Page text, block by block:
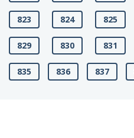
823 824 825
829 830 831
835 836 837